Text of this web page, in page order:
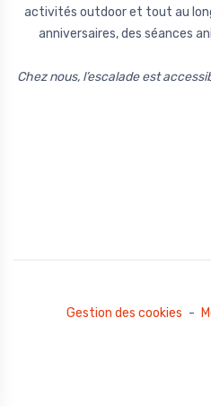
activités outdoor et tout au long
anniversaires, des séances
Chez nous, l’escalade est
Gestion des cookies -